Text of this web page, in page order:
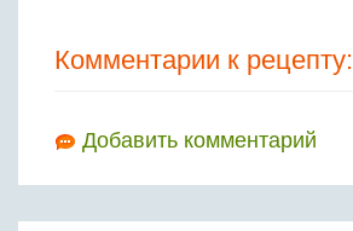
Комментарии к рецепту:
Добавить комментарий